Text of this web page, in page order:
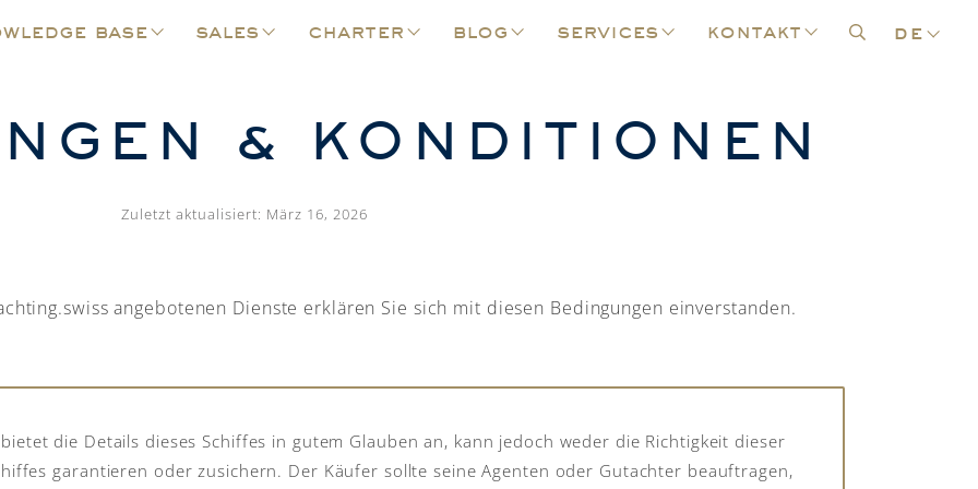
de
base sales charter blog services kontakt
& KONDITIONEN
Zuletzt aktualisiert: März 16, 2026
angebotenen Dienste erklären Sie sich mit diesen Bedingungen einverstanden.
die Details dieses Schiffes in gutem Glauben an, kann jedoch weder die Richtigkeit dieser
garantieren oder zusichern. Der Käufer sollte seine Agenten oder Gutachter beauftragen,